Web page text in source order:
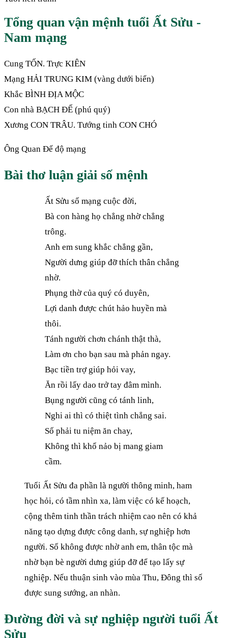
Tổng quan vận mệnh tuổi Ất Sửu -
Nam mạng
Cung TỐN. Trực KIÊN
Mạng HẢI TRUNG KIM (vàng dưới biển)
Khắc BÌNH ĐỊA MỘC
Con nhà BẠCH ĐẾ (phú quý)
Xương CON TRÂU. Tướng tinh CON CHÓ
Ông Quan Đế độ mạng
Bài thơ luận giải số mệnh
Ất Sửu số mạng cuộc đời,
Bà con hàng họ chẳng nhờ chẳng
trông.
Anh em sung khắc chẳng gần,
Người dưng giúp đỡ thích thân chẳng
nhờ.
Phụng thờ của quý có duyên,
Lợi danh được chút hảo huyền mà
thôi.
Tánh người chơn chánh thật thà,
Làm ơn cho bạn sau mà phản ngay.
Bạc tiền trợ giúp hỏi vay,
Ăn rồi lấy dao trở tay đâm mình.
Bụng người cũng có tánh linh,
Nghi ai thì có thiệt tình chẳng sai.
Số phải tu niệm ăn chay,
Không thì khổ nảo bị mang giam
cầm.
Tuổi Ất Sửu đa phần là người thông minh, ham
học hỏi, có tầm nhìn xa, làm việc có kế hoạch,
cộng thêm tinh thần trách nhiệm cao nên có khả
năng tạo dựng được công danh, sự nghiệp hơn
người. Số không được nhờ anh em, thân tộc mà
nhờ bạn bè người dưng giúp đỡ để tạo lấy sự
nghiệp. Nếu thuận sinh vào mùa Thu, Đông thì số
được sung sướng, an nhàn.
Đường đời và sự nghiệp người tuổi Ất
Sửu